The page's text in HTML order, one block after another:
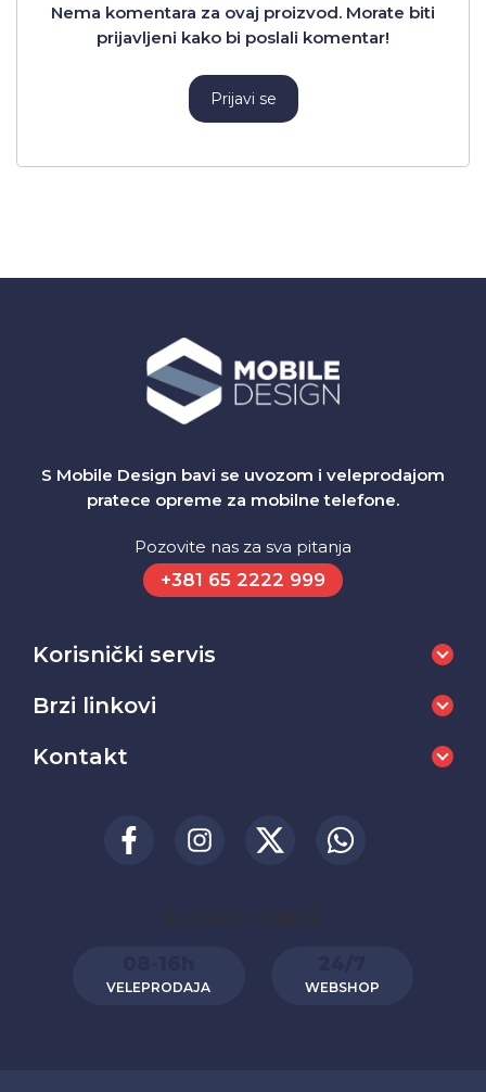
Nema komentara za ovaj proizvod. Morate biti
prijavljeni kako bi poslali komentar!
Prijavi se
S Mobile Design bavi se uvozom i veleprodajom
pratece opreme za mobilne telefone.
Pozovite nas za sva pitanja
+381 65 2222 999
Korisnički servis
Brzi linkovi
Kontakt
RADNO VREME:
VELEPRODAJA WEBSHOP